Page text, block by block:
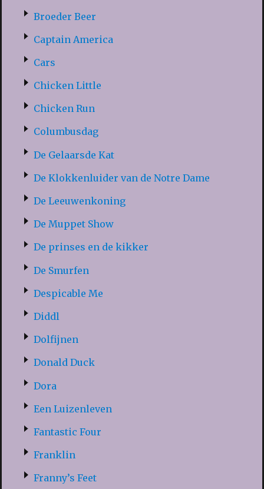
Broeder Beer
Captain America
Cars
Chicken Little
Chicken Run
Columbusdag
De Gelaarsde Kat
De Klokkenluider van de Notre Dame
De Leeuwenkoning
De Muppet Show
De prinses en de kikker
De Smurfen
Despicable Me
Diddl
Dolfijnen
Donald Duck
Dora
Een Luizenleven
Fantastic Four
Franklin
Franny’s Feet